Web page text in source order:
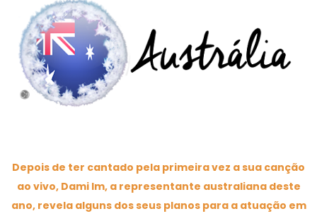
Depois de ter cantado pela primeira vez a sua canção
ao vivo, Dami Im, a representante australiana deste
ano, revela alguns dos seus planos para a atuação em